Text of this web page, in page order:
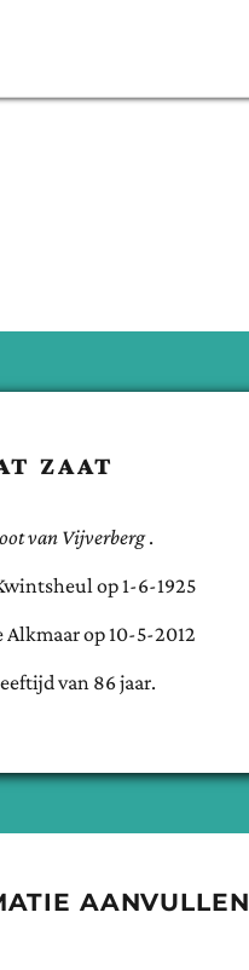
ZAAT
van Vijverberg .
op 1-6-1925
Alkmaarop 10-5-2012
van 86jaar.
AANVULLEN